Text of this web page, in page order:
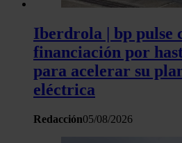
haya proporcionado o que
Iberdrola | bp pulse
financiación por
para acelerar su
eléctrica
Redacción05/08/2026